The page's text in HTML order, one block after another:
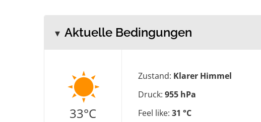
Aktuelle Bedingungen
33°C
Zustand: Klarer Himmel
Druck: 955 hPa
Feel like: 31 °C